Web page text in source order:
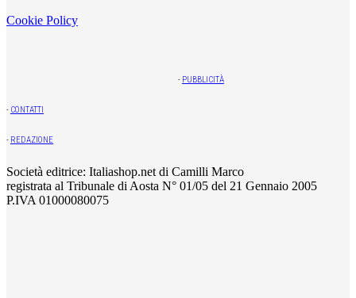
Cookie Policy
- PUBBLICITÀ
- CONTATTI
- REDAZIONE
Società editrice: Italiashop.net di Camilli Marco
registrata al Tribunale di Aosta N° 01/05 del 21 Gennaio 2005
P.IVA 01000080075